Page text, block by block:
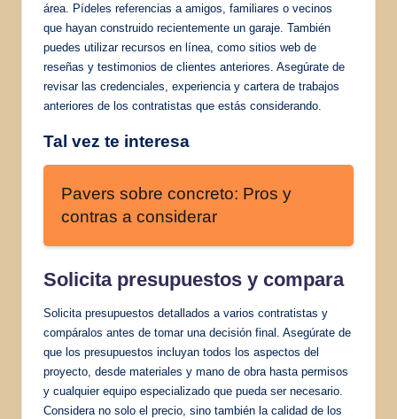
área. Pídeles referencias a amigos, familiares o vecinos
que hayan construido recientemente un garaje. También
puedes utilizar recursos en línea, como sitios web de
reseñas y testimonios de clientes anteriores. Asegúrate de
revisar las credenciales, experiencia y cartera de trabajos
anteriores de los contratistas que estás considerando.
Tal vez te interesa
Pavers sobre concreto: Pros y
contras a considerar
Solicita presupuestos y compara
Solicita presupuestos detallados a varios contratistas y
compáralos antes de tomar una decisión final. Asegúrate de
que los presupuestos incluyan todos los aspectos del
proyecto, desde materiales y mano de obra hasta permisos
y cualquier equipo especializado que pueda ser necesario.
Considera no solo el precio, sino también la calidad de los